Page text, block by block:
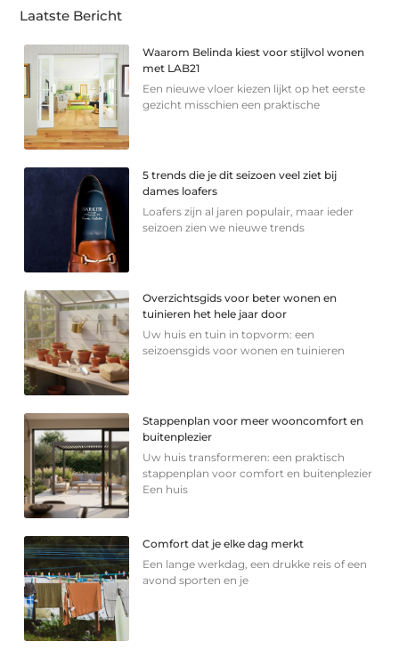
Laatste Bericht
Waarom Belinda kiest voor stijlvol wonen
met LAB21
Een nieuwe vloer kiezen lijkt op het eerste
gezicht misschien een praktische
5 trends die je dit seizoen veel ziet bij
dames loafers
Loafers zijn al jaren populair, maar ieder
seizoen zien we nieuwe trends
Overzichtsgids voor beter wonen en
tuinieren het hele jaar door
Uw huis en tuin in topvorm: een
seizoensgids voor wonen en tuinieren
Stappenplan voor meer wooncomfort en
buitenplezier
Uw huis transformeren: een praktisch
stappenplan voor comfort en buitenplezier
Een huis
Comfort dat je elke dag merkt
Een lange werkdag, een drukke reis of een
avond sporten en je